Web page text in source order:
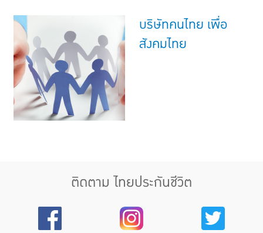
บริษัทคนไทย เพื่อ
สังคมไทย
ติดตาม ไทยประกันชีวิต